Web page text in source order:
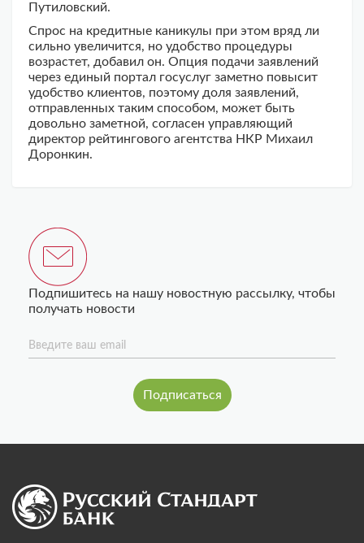
Путиловский.
Спрос на кредитные каникулы при этом вряд ли
сильно увеличится, но удобство процедуры
возрастет, добавил он. Опция подачи заявлений
через единый портал госуслуг заметно повысит
удобство клиентов, поэтому доля заявлений,
отправленных таким способом, может быть
довольно заметной, согласен управляющий
директор рейтингового агентства НКР Михаил
Доронкин.
Подпишитесь на нашу новостную рассылку, чтобы
получать новости
Введите ваш email